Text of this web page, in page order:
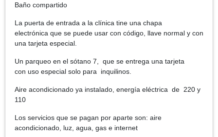
Baño compartido
La puerta de entrada a la clínica tine una chapa
electrónica que se puede usar con código, llave normal y con
una tarjeta especial.
Un parqueo en el sótano 7, que se entrega una tarjeta
con uso especial solo para inquilinos.
Aire acondicionado ya instalado, energía eléctrica de 220 y
110
Los servicios que se pagan por aparte son: aire
acondicionado, luz, agua, gas e internet